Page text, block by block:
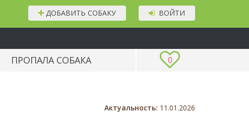
ВОЙТИ
ДОБАВИТЬ СОБАКУ
0
ПРОПАЛА СОБАКА
Актуальность: 11.01.2026